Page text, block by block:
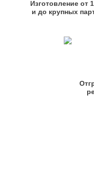
Изготовление от
и до крупных